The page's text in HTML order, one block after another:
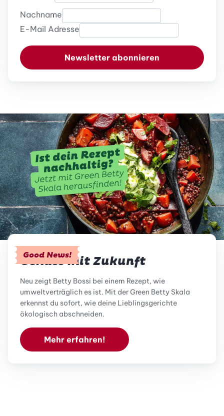
Nachname
E-Mail Adresse
Newsletter abonnieren
Good News!
Genuss mit Zukunft
Neu zeigt Betty Bossi bei einem Rezept, wie
umweltverträglich es ist. Mit der Green Betty Skala
erkennst du sofort, wie deine Lieblingsgerichte
ökologisch abschneiden.
Mehr erfahren!